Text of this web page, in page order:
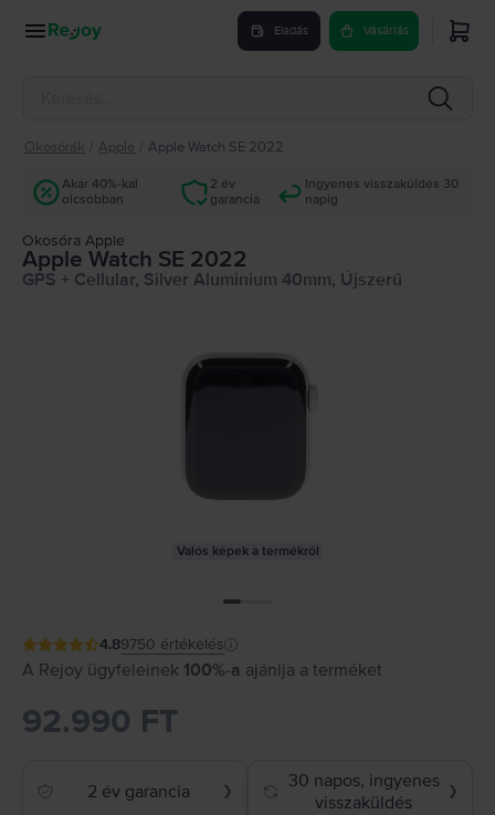
Eladás Vásárlás
Okosórák Apple Apple Watch SE 2022
Akár 40%-kal
olcsóbban
2 év
garancia
Ingyenes visszaküldés 30
napig
Okosóra Apple
Apple Watch SE 2022
GPS + Cellular, Silver Aluminium 40mm, Újszerű
Valós képek a termékről
4.89750 értékelés
A Rejoy ügyfeleinek 100%-a ajánlja a terméket
92.990 FT
2 év garancia ❯
30 napos, ingyenes
visszaküldés
❯